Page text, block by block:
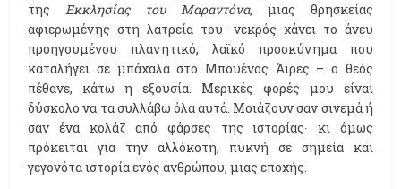
τηςΕκκλησίας του Μαραντόνα, μιας θρησκείας
αφιερωμένης στη λατρεία του∙ νεκρός χάνει το άνευ
προηγουμένου πλανητικό, λαϊκό προσκύνημα που
καταλήγει σε μπάχαλα στο Μπουένος Άιρες – ο θεός
πέθανε, κάτω η εξουσία. Μερικές φορές μου είναι
δύσκολο να τα συλλάβω όλα αυτά. Μοιάζουν σαν σινεμά ή
σαν ένα κολάζ από φάρσες της ιστορίας∙ κι όμως
πρόκειται για την αλλόκοτη, πυκνή σε σημεία και
γεγονότα ιστορία ενός ανθρώπου, μιας εποχής.